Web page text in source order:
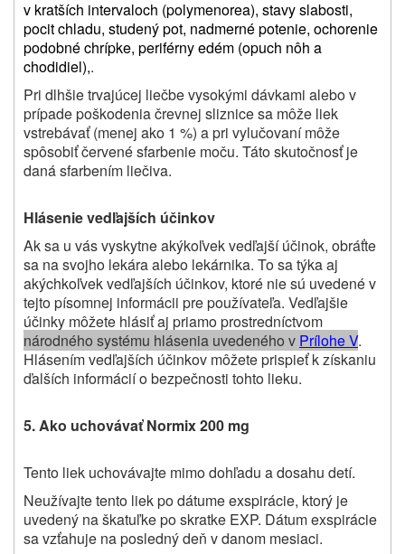
v kratších intervaloch (polymenorea), stavy slabosti,
pocit chladu, studený pot, nadmerné potenie, ochorenie
podobné chrípke, periférny edém (opuch nôh a
chodidiel),.
Pri dlhšie trvajúcej liečbe vysokými dávkami alebo v
prípade poškodenia črevnej sliznice sa môže liek
vstrebávať (menej ako 1 %) a pri vylučovaní môže
spôsobiť červené sfarbenie moču. Táto skutočnosť je
daná sfarbením liečiva.
Hlásenie vedľajších účinkov
Ak sa u vás vyskytne akýkoľvek vedľajší účinok, obráťte
sa na svojho lekára alebo lekárnika. To sa týka aj
akýchkoľvek vedľajších účinkov, ktoré nie sú uvedené v
tejto písomnej informácii pre používateľa. Vedľajšie
účinky môžete hlásiť aj priamo prostredníctvom
národného systému hlásenia uvedeného v Prílohe V.
Hlásením vedľajších účinkov môžete prispieť k získaniu
ďalších informácií o bezpečnosti tohto lieku.
5. Ako uchovávať Normix 200 mg
Tento liek uchovávajte mimo dohľadu a dosahu detí.
Neužívajte tento liek po dátume exspirácie, ktorý je
uvedený na škatuľke po skratke EXP. Dátum exspirácie
sa vzťahuje na posledný deň v danom mesiaci.